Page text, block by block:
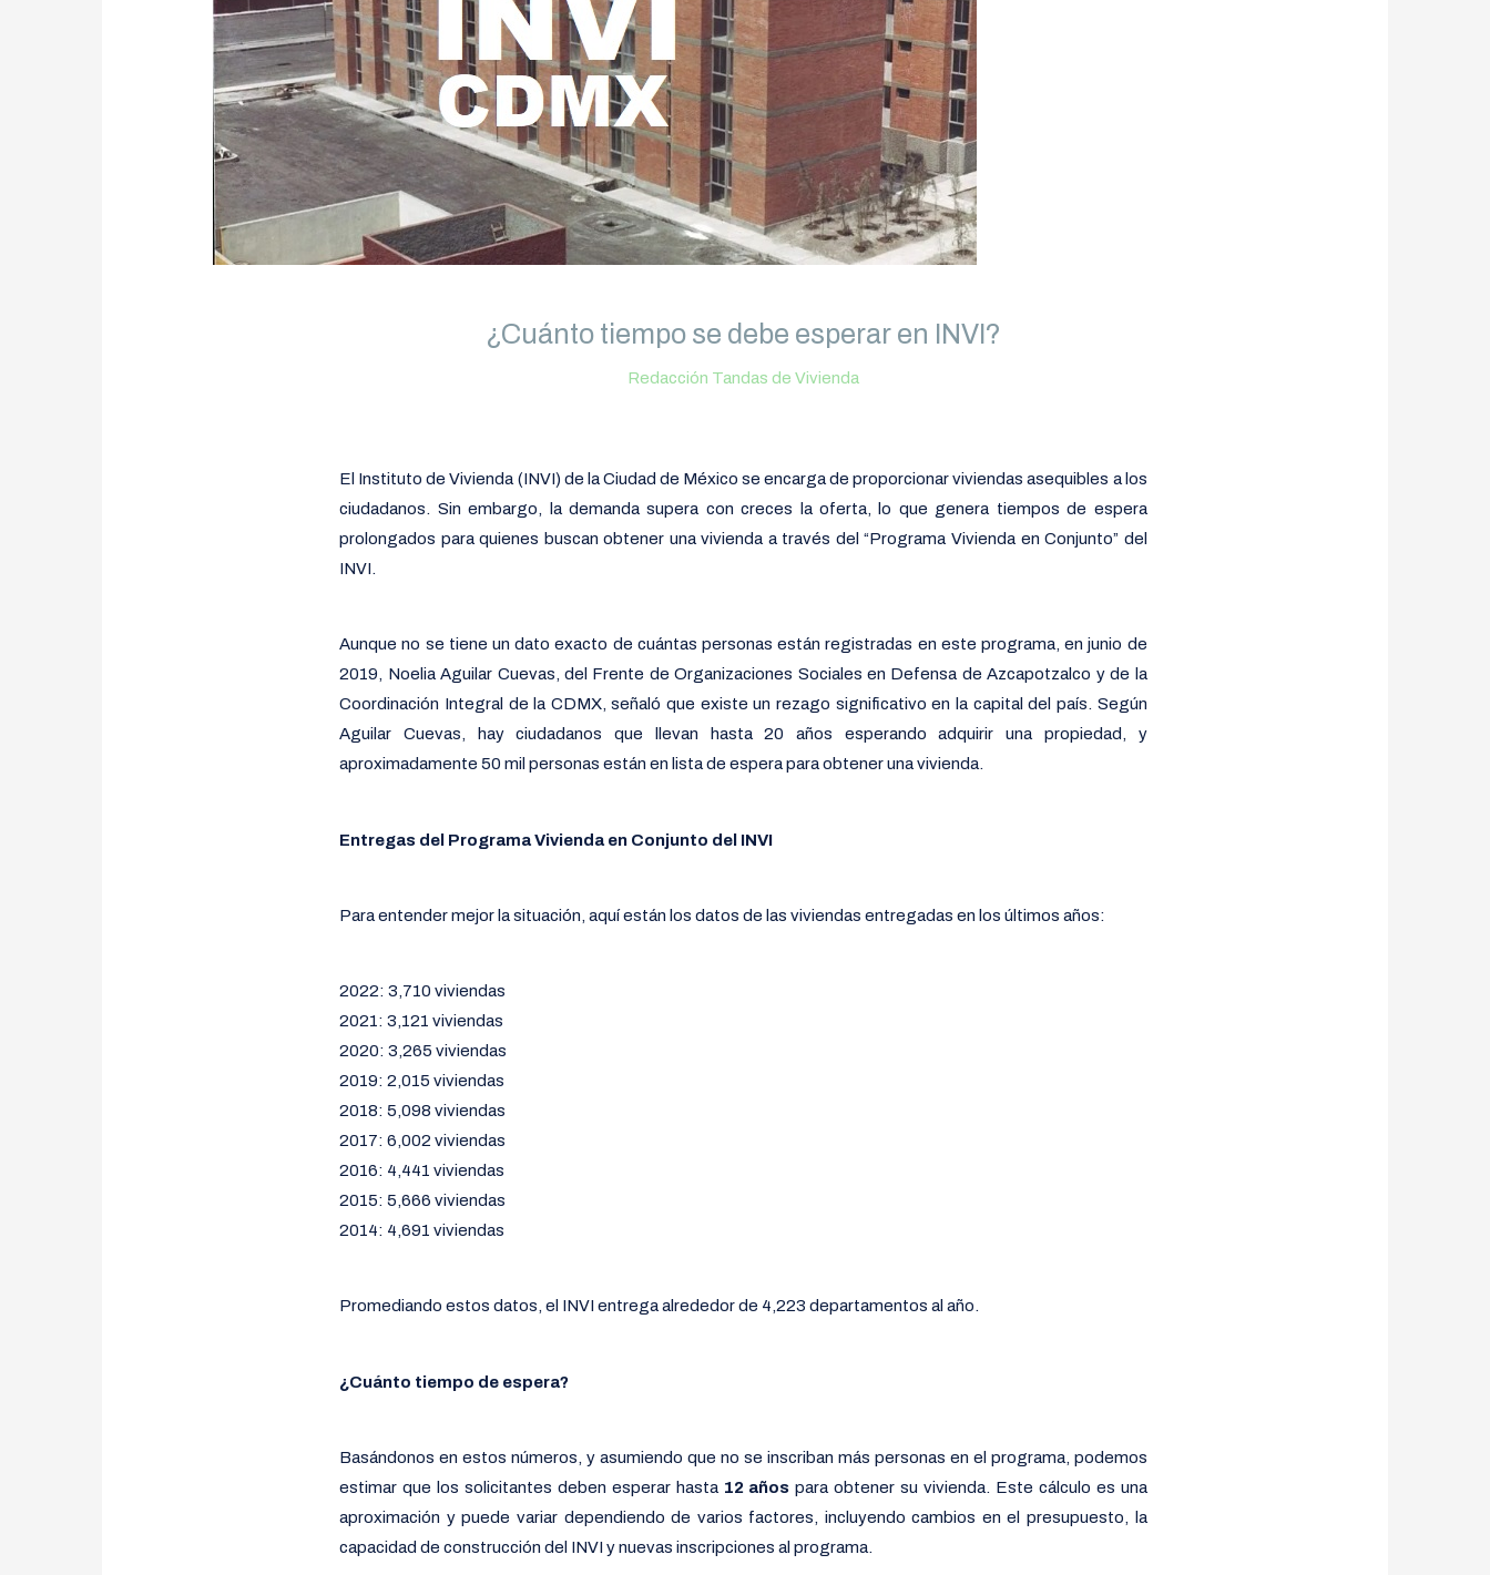
¿Cuánto tiempo se debe esperar en INVI?
Redacción Tandas de Vivienda
El Instituto de Vivienda (INVI) de la Ciudad de México se encarga de proporcionar viviendas asequibles a los
ciudadanos. Sin embargo, la demanda supera con creces la oferta, lo que genera tiempos de espera
prolongados para quienes buscan obtener una vivienda a través del “Programa Vivienda en Conjunto” del
INVI.
Aunque no se tiene un dato exacto de cuántas personas están registradas en este programa, en junio de
2019, Noelia Aguilar Cuevas, del Frente de Organizaciones Sociales en Defensa de Azcapotzalco y de la
Coordinación Integral de la CDMX, señaló que existe un rezago significativo en la capital del país. Según
Aguilar Cuevas, hay ciudadanos que llevan hasta 20 años esperando adquirir una propiedad, y
aproximadamente 50 mil personas están en lista de espera para obtener una vivienda.
Entregas del Programa Vivienda en Conjunto del INVI
Para entender mejor la situación, aquí están los datos de las viviendas entregadas en los últimos años:
2022: 3,710 viviendas
2021: 3,121 viviendas
2020: 3,265 viviendas
2019: 2,015 viviendas
2018: 5,098 viviendas
2017: 6,002 viviendas
2016: 4,441 viviendas
2015: 5,666 viviendas
2014: 4,691 viviendas
Promediando estos datos, el INVI entrega alrededor de 4,223 departamentos al año.
¿Cuánto tiempo de espera?
Basándonos en estos números, y asumiendo que no se inscriban más personas en el programa, podemos
estimar que los solicitantes deben esperar hasta 12 años para obtener su vivienda. Este cálculo es una
aproximación y puede variar dependiendo de varios factores, incluyendo cambios en el presupuesto, la
capacidad de construcción del INVI y nuevas inscripciones al programa.